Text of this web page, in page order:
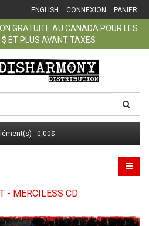
ENGLISH CONNEXION PANIER
GRATUITE AU CANADA POUR LES
ET PLUS AVANT TAXES
- 0,00$
- MERCILESS CD